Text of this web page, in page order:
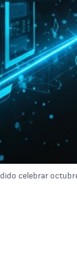
celebrar